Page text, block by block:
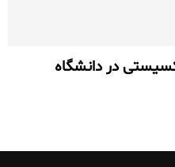
در دانشگاه